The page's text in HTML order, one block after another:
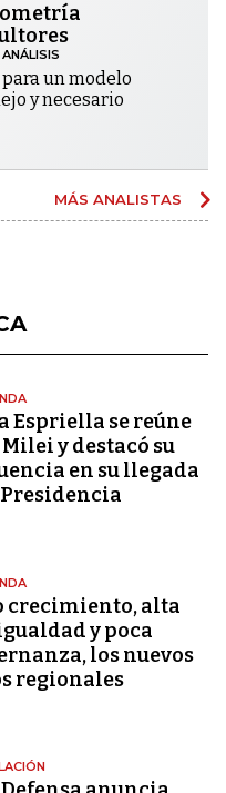
un modelo
y necesario
MÁS ANALISTAS
Espriella se reúne
y destacó su
en su llegada
crecimiento, alta
y poca
los nuevos
regionales